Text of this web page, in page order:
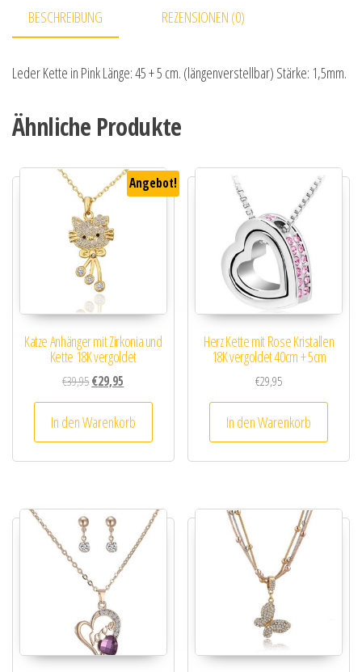
BESCHREIBUNG REZENSIONEN (0)
Leder Kette in Pink Länge: 45 + 5 cm. (längenverstellbar) Stärke: 1,5mm.
Ähnliche Produkte
Angebot!
Katze Anhänger mit Zirkonia und
Kette 18K vergoldet
€39,95Ursprünglicher Preis war: €39,95
€29,95
In den Warenkorb
Herz Kette mit Rose Kristallen
18K vergoldet 40cm + 5cm
€29,95
In den Warenkorb